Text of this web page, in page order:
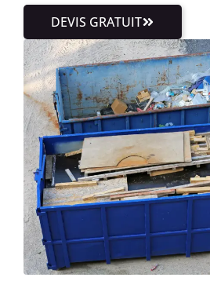
DEVIS GRATUIT